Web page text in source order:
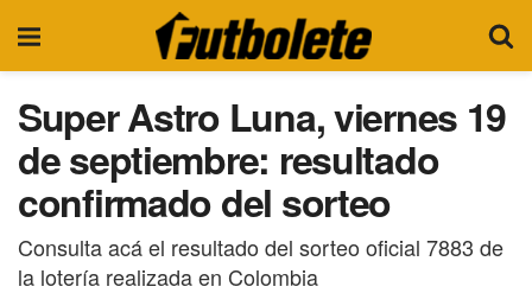
Super Astro Luna, viernes 19
de septiembre: resultado
confirmado del sorteo
Consulta acá el resultado del sorteo oficial 7883 de
la lotería realizada en Colombia